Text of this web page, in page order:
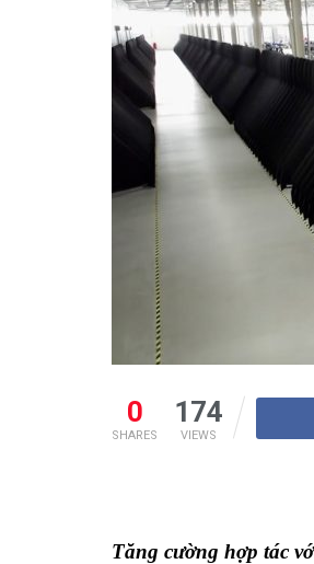
0
SHARES
174
VIEWS
Tăng cường hợp tác